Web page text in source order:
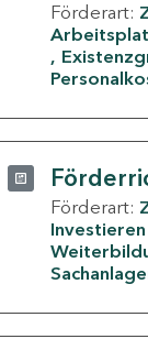
Förderart:
Förderart:
Investieren